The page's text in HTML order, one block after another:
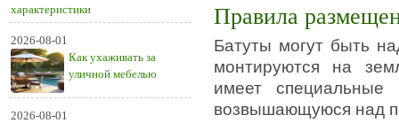
характеристики
2026-08-01
Как ухаживать за
уличной мебелью
2026-08-01
Правила
Батуты могут быть
монтируются на
имеет
возвышающуюся над